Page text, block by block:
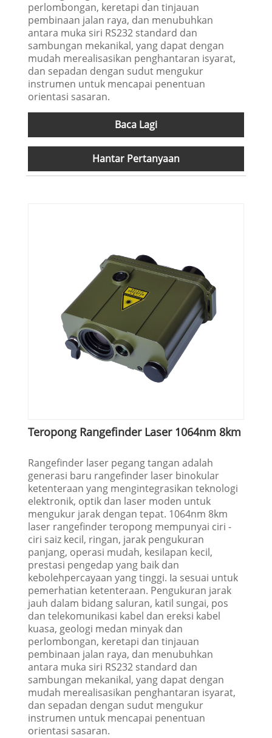
perlombongan, keretapi dan tinjauan
pembinaan jalan raya, dan menubuhkan
antara muka siri RS232 standard dan
sambungan mekanikal, yang dapat dengan
mudah merealisasikan penghantaran isyarat,
dan sepadan dengan sudut mengukur
instrumen untuk mencapai penentuan
orientasi sasaran.
Baca Lagi
Hantar Pertanyaan
Teropong Rangefinder Laser 1064nm 8km
Rangefinder laser pegang tangan adalah
generasi baru rangefinder laser binokular
ketenteraan yang mengintegrasikan teknologi
elektronik, optik dan laser moden untuk
mengukur jarak dengan tepat. 1064nm 8km
laser rangefinder teropong mempunyai ciri -
ciri saiz kecil, ringan, jarak pengukuran
panjang, operasi mudah, kesilapan kecil,
prestasi pengedap yang baik dan
kebolehpercayaan yang tinggi. Ia sesuai untuk
pemerhatian ketenteraan. Pengukuran jarak
jauh dalam bidang saluran, katil sungai, pos
dan telekomunikasi kabel dan ereksi kabel
kuasa, geologi medan minyak dan
perlombongan, keretapi dan tinjauan
pembinaan jalan raya, dan menubuhkan
antara muka siri RS232 standard dan
sambungan mekanikal, yang dapat dengan
mudah merealisasikan penghantaran isyarat,
dan sepadan dengan sudut mengukur
instrumen untuk mencapai penentuan
orientasi sasaran.